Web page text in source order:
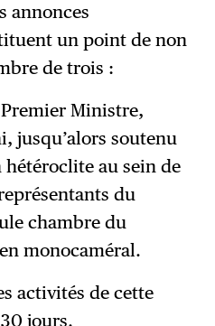
annonces
un point de non
de trois :
Ministre,
jusqu’alors soutenu
au sein de
du
chambre du
monocaméral.
activités de cette
jours.